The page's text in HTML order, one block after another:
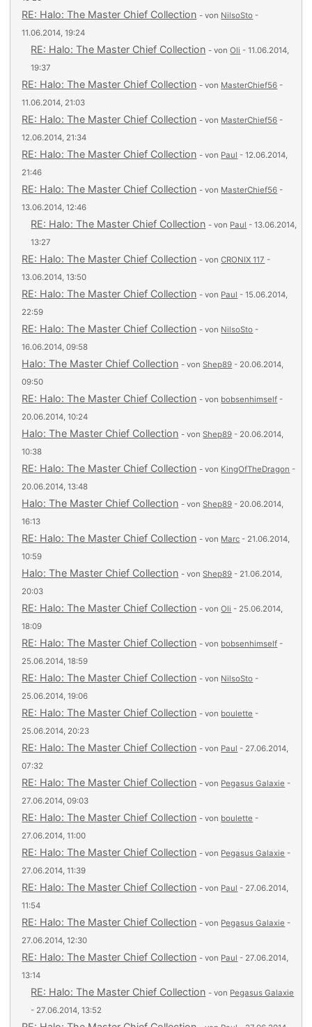
RE: Halo: The Master Chief Collection - von NilsoSto -
11.06.2014, 19:24
RE: Halo: The Master Chief Collection - vonOli - 11.06.2014,
19:37
RE: Halo: The Master Chief Collection - von MasterChief56 -
11.06.2014, 21:03
RE: Halo: The Master Chief Collection - von MasterChief56 -
12.06.2014, 21:34
RE: Halo: The Master Chief Collection - von Paul - 12.06.2014,
21:46
RE: Halo: The Master Chief Collection - von MasterChief56 -
13.06.2014, 12:46
RE: Halo: The Master Chief Collection - von Paul - 13.06.2014,
13:27
RE: Halo: The Master Chief Collection - vonCRONIX 117 -
13.06.2014, 13:50
RE: Halo: The Master Chief Collection - von Paul - 15.06.2014,
22:59
RE: Halo: The Master Chief Collection - von NilsoSto -
16.06.2014, 09:58
Halo: The Master Chief Collection - vonShep89 - 20.06.2014,
09:50
RE: Halo: The Master Chief Collection - von bobsenhimself -
20.06.2014, 10:24
Halo: The Master Chief Collection - vonShep89 - 20.06.2014,
10:38
RE: Halo: The Master Chief Collection - von KingOfTheDragon -
20.06.2014, 13:48
Halo: The Master Chief Collection - vonShep89 - 20.06.2014,
16:13
RE: Halo: The Master Chief Collection - von Marc - 21.06.2014,
10:59
Halo: The Master Chief Collection - vonShep89 - 21.06.2014,
20:03
RE: Halo: The Master Chief Collection - vonOli - 25.06.2014,
18:09
RE: Halo: The Master Chief Collection - von bobsenhimself -
25.06.2014, 18:59
RE: Halo: The Master Chief Collection - von NilsoSto -
25.06.2014, 19:06
RE: Halo: The Master Chief Collection - von boulette -
25.06.2014, 20:23
RE: Halo: The Master Chief Collection - von Paul - 27.06.2014,
07:32
RE: Halo: The Master Chief Collection - von Pegasus Galaxie -
27.06.2014, 09:03
RE: Halo: The Master Chief Collection - von boulette -
27.06.2014, 11:00
RE: Halo: The Master Chief Collection - von Pegasus Galaxie -
27.06.2014, 11:39
RE: Halo: The Master Chief Collection - von Paul - 27.06.2014,
11:54
RE: Halo: The Master Chief Collection - von Pegasus Galaxie -
27.06.2014, 12:30
RE: Halo: The Master Chief Collection - von Paul - 27.06.2014,
13:14
RE: Halo: The Master Chief Collection - von Pegasus Galaxie
- 27.06.2014, 13:52